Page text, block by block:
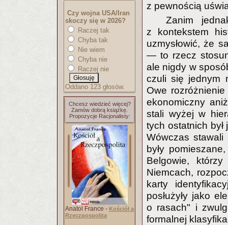
Czy wojna USA/Iran
skoczy się w 2026?
Raczej tak
Chyba tak
Nie wiem
Chyba nie
Raczej nie
Oddano 123 głosów.
Chcesz wiedzieć więcej?
Zamów dobrą książkę.
Propozycje Racjonalisty:
Anatol France - Kościół a
Rzeczpospolita
z pewnością
Zanim
z kontekstem
uzmysłowić, że
— to rzecz
ale nigdy w
czuli się jednym
Owe
ekonomiczny
stali wyżej w
tych ostatnich
Wówczas
były
Belgowie,
Niemcach,
karty
posłużyły jako
o rasach" i
formalnej